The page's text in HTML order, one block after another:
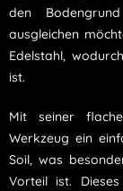
den
ausgleichen
Edelstahl,
ist.
Mit seiner
Werkzeug ein
Soil, was
Vorteil ist.